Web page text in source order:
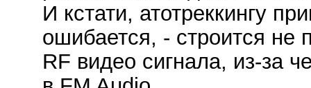
И кстати, атотреккингу
ошибается, - строится не
RF видео сигнала, из-за